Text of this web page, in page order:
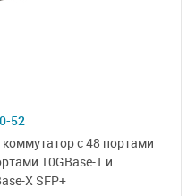
52
с48 портами
10GBase-T и
X SFP+